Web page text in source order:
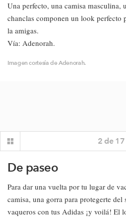
Una perfecto, una camisa masculina,
chanclas componen un look perfecto
la amigas.
Vía: Adenorah.
Imagen cortesía de Adenorah.
2 de 17
De paseo
Para dar una vuelta por tu lugar de
camisa, una gorra para protegerte
vaqueros con tus Adidas ¡y voilá! El